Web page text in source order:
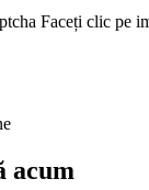
Faceți clic pe
acum